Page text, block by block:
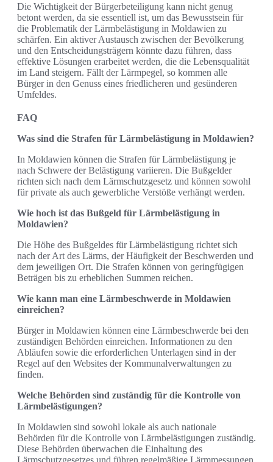
Die Wichtigkeit der Bürgerbeteiligung kann nicht genug
betont werden, da sie essentiell ist, um das Bewusstsein für
die Problematik der Lärmbelästigung in Moldawien zu
schärfen. Ein aktiver Austausch zwischen der Bevölkerung
und den Entscheidungsträgern könnte dazu führen, dass
effektive Lösungen erarbeitet werden, die die Lebensqualität
im Land steigern. Fällt der Lärmpegel, so kommen alle
Bürger in den Genuss eines friedlicheren und gesünderen
Umfeldes.
FAQ
Was sind die Strafen für Lärmbelästigung in Moldawien?
In Moldawien können die Strafen für Lärmbelästigung je
nach Schwere der Belästigung variieren. Die Bußgelder
richten sich nach dem Lärmschutzgesetz und können sowohl
für private als auch gewerbliche Verstöße verhängt werden.
Wie hoch ist das Bußgeld für Lärmbelästigung in
Moldawien?
Die Höhe des Bußgeldes für Lärmbelästigung richtet sich
nach der Art des Lärms, der Häufigkeit der Beschwerden und
dem jeweiligen Ort. Die Strafen können von geringfügigen
Beträgen bis zu erheblichen Summen reichen.
Wie kann man eine Lärmbeschwerde in Moldawien
einreichen?
Bürger in Moldawien können eine Lärmbeschwerde bei den
zuständigen Behörden einreichen. Informationen zu den
Abläufen sowie die erforderlichen Unterlagen sind in der
Regel auf den Websites der Kommunalverwaltungen zu
finden.
Welche Behörden sind zuständig für die Kontrolle von
Lärmbelästigungen?
In Moldawien sind sowohl lokale als auch nationale
Behörden für die Kontrolle von Lärmbelästigungen zuständig.
Diese Behörden überwachen die Einhaltung des
Lärmschutzgesetzes und führen regelmäßige Lärmmessungen